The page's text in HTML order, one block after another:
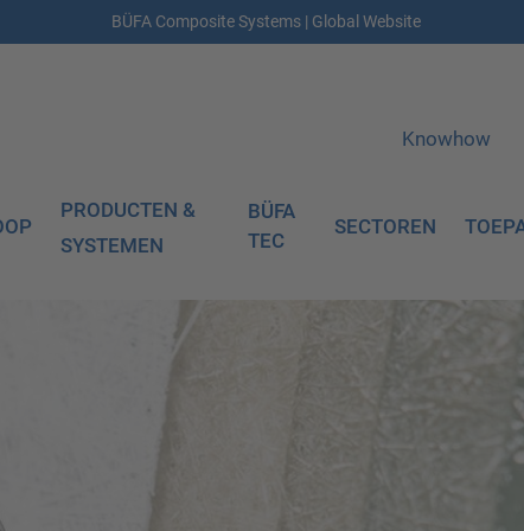
BÜFA Composite Systems | Global Website
Knowhow
PRODUCTEN &
SYSTEMEN
BÜFA
TEC
SECTOREN